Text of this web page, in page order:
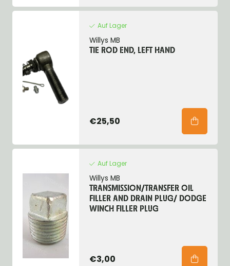
Auf Lager
Willys MB
TIE ROD END, LEFT HAND
€25,50
Auf Lager
Willys MB
TRANSMISSION/TRANSFER OIL
FILLER AND DRAIN PLUG/ DODGE
WINCH FILLER PLUG
€3,00